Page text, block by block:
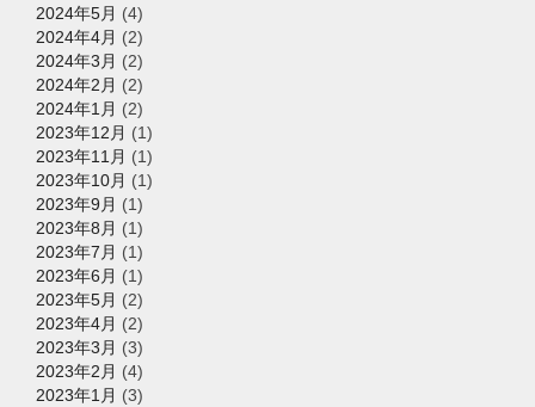
2024年5月 (4)
2024年4月 (2)
2024年3月 (2)
2024年2月 (2)
2024年1月 (2)
2023年12月 (1)
2023年11月 (1)
2023年10月 (1)
2023年9月 (1)
2023年8月 (1)
2023年7月 (1)
2023年6月 (1)
2023年5月 (2)
2023年4月 (2)
2023年3月 (3)
2023年2月 (4)
2023年1月 (3)